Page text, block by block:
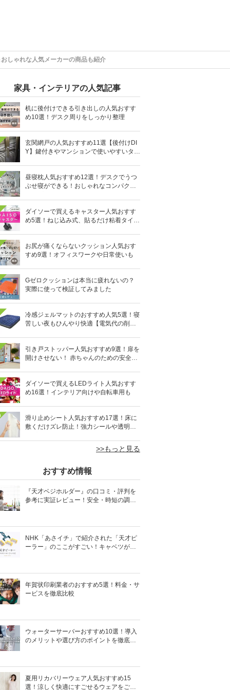
しゃれな人気メーカーの商品も紹介
家具・インテリアの人気記事
机に後付けできる引き出しの人気おすす
め10選！デスク周りをしっかり整理
玄関網戸の人気おすすめ11選【後付けDI
Y】鍵付きやマンションで使いやすいタイ
昼寝枕人気おすすめ12選！デスクでうつ
ぶせ寝ができる！おしゃれなコンパクト
ダイソーで買えるキャスター人気おすす
め5選！ねじ込み式、貼るだけ粘着タイプ
お尻が痛くならないクッション人気おす
すめ9選！オフィスワークや日常使いも
Gゼロクッションは本当に疲れないの？
実際に使って検証してみました
冷感ジェルマットのおすすめ人気5選！寝
苦しい夜もひんやり快適【電気代の削減
引き戸ストッパー人気おすすめ9選！扉を
開けさせない！ 赤ちゃんのための安全グ
ダイソーで買えるLEDライト人気おすす
め16選！インテリア向けや自転車用も
滑り止めシート人気おすすめ17選！床に
敷くだけズレ防止！強力シールや透明タ
>>もっと見る
おすすめ情報
『天才ベジホルダー』の口コミ・評判を
参考に実証レビュー！安全・時短の調理
NHK「あさイチ」で紹介された「天才ピ
ーラー」のここがすごい！キャベツがほ
年賀状印刷業者のおすすめ5選！料金・サ
ービスを徹底比較
ウォーターサーバーおすすめ10選！導入
のメリットや選び方のポイントを徹底解
夏用リカバリーウェア人気おすすめ15
選！涼しく快適にすごせるウェアをご紹